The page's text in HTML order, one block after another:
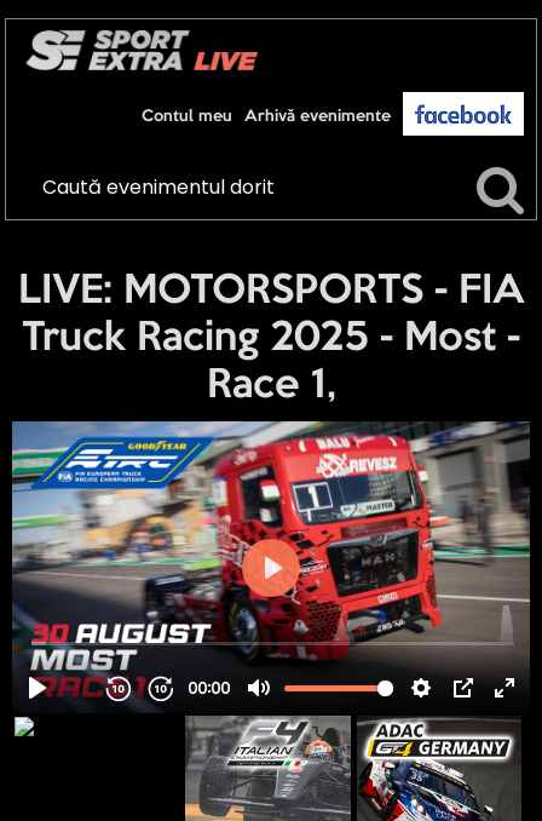
Arhivă evenimente
Contul meu
LIVE: MOTORSPORTS - FIA
Truck Racing 2025 - Most -
Race 1,